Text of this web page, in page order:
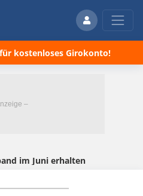
für kostenloses Girokonto!
im Juni erhalten